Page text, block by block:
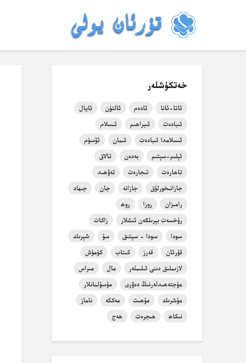
خەتكۈشلەر
ئاتا-ئانا ئادەم ئالتۇن
ئايال
ئىبادەت
ئىبراھىم
ئىسلام
ئىسلامدا ئىبادەت
ئىمان
ئۆسۈم
ئېلىم-سېتىم
بەدەن
تالاق
تاھارەت
تىجارەت
تەۋھىد
جازانىخورلۇق
جازانە جان
جىھاد
رامىزان
روزا
روھ
رۇخسەت بېرىلگەن ئىشلار
زاكات
سودا
سودا - سېتىق سۇ
شېرىك
قۇرئان
قەرز كىتاب
كۈمۈش
لازىملىق دىنى ئىلىملەر
مال
مىراس
مۇجتەھىدلەرنىڭ دەۋرى
مۇسۇلمانلار
مۇشرىك
مۇھىت مەككە
ناماز
نىكاھ
ھىجرەت ھەج